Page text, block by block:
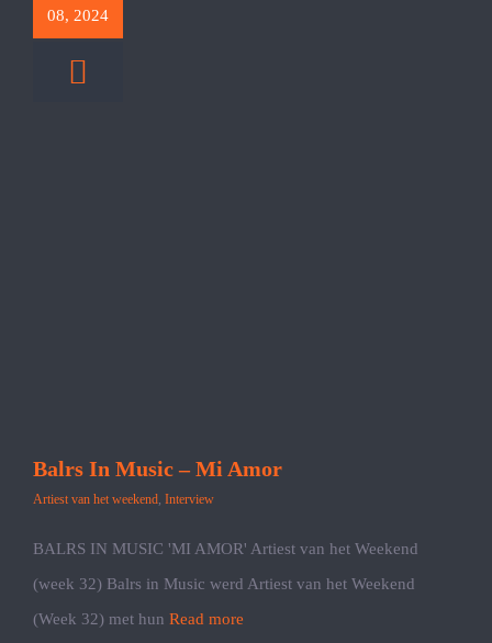
08, 2024
Balrs In Music – Mi Amor
Artiest van het weekend, Interview
BALRS IN MUSIC 'MI AMOR' Artiest van het Weekend
(week 32) Balrs in Music werd Artiest van het Weekend
(Week 32) met hun Read more